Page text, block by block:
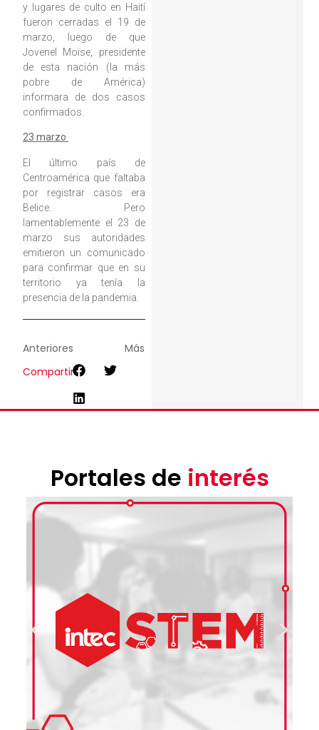
y lugares de culto en Haití
fueron cerradas el 19 de
marzo, luego de que
Jovenel Moïse, presidente
de esta nación (la más
pobre de América)
informara de dos casos
confirmados.
23 marzo
El último país de
Centroamérica que faltaba
por registrar casos era
Belice. Pero
lamentablemente el 23 de
marzo sus autoridades
emitieron un comunicado
para confirmar que en su
territorio ya tenía la
presencia de la pandemia.
Anteriores
Más
Compartir
Portales de interés